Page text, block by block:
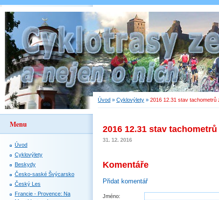
Úvod » Cyklovýlety » 2016 12.31 stav tachometrů
2016 12.31 stav
31. 12. 2016
Komentáře
Přidat komentář
Jméno:
Menu
Úvod
Cyklovýlety
Beskydy
Česko-saské Švýcarsko
Český Les
Francie - Provence: Na